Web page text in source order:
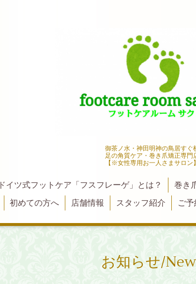
御茶ノ水・神田明神の鳥居すぐ
足の角質ケア・巻き爪矯正専門
【※女性専用お一人さまサロン】
ドイツ式フットケア「フスフレーゲ」とは？ 巻き
初めての方へ 店舗情報 スタッフ紹介 ご
お知らせ/